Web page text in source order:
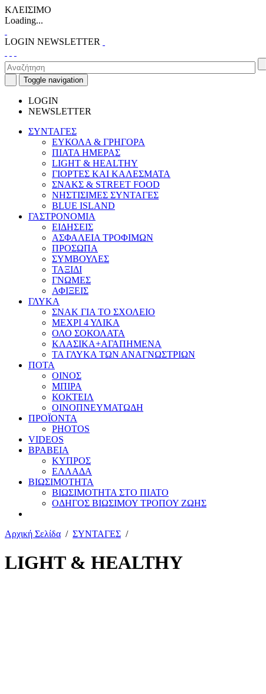
ΚΛΕΙΣΙΜΟ
Loading...
LOGIN NEWSLETTER
Toggle navigation
LOGIN
NEWSLETTER
ΣΥΝΤΑΓΕΣ
ΕΥΚΟΛΑ & ΓΡΗΓΟΡΑ
ΠΙΑΤΑ ΗΜΕΡΑΣ
LIGHT & HEALTHY
ΓΙΟΡΤΕΣ ΚΑΙ ΚΑΛΕΣΜΑΤΑ
ΣΝΑΚΣ & STREET FOOD
ΝΗΣΤΙΣΙΜΕΣ ΣΥΝΤΑΓΕΣ
BLUE ISLAND
ΓΑΣΤΡΟΝΟΜΙΑ
ΕΙΔΗΣΕΙΣ
ΑΣΦΑΛΕΙΑ ΤΡΟΦΙΜΩΝ
ΠΡΟΣΩΠΑ
ΣΥΜΒΟΥΛΕΣ
ΤΑΞΙΔΙ
ΓΝΩΜΕΣ
ΑΦΙΞΕΙΣ
ΓΛΥΚΑ
ΣΝΑΚ ΓΙΑ ΤΟ ΣΧΟΛΕΙΟ
ΜΕΧΡΙ 4 ΥΛΙΚΑ
ΟΛΟ ΣΟΚΟΛΑΤΑ
ΚΛΑΣΙΚΑ+ΑΓΑΠΗΜΕΝΑ
ΤΑ ΓΛΥΚΑ ΤΩΝ ΑΝΑΓΝΩΣΤΡΙΩΝ
ΠΟΤΑ
ΟΙΝΟΣ
ΜΠΙΡΑ
ΚΟΚΤΕΙΛ
ΟΙΝΟΠΝΕΥΜΑΤΩΔΗ
ΠΡΟΪΟΝΤΑ
PHOTOS
VIDEOS
ΒΡΑΒΕΙΑ
ΚΥΠΡΟΣ
ΕΛΛΑΔΑ
ΒΙΩΣΙΜΟΤΗΤΑ
ΒΙΩΣΙΜΟΤΗΤΑ ΣΤΟ ΠΙΑΤΟ
ΟΔΗΓΟΣ ΒΙΩΣΙΜΟΥ ΤΡΟΠΟΥ ΖΩΗΣ
Αρχική Σελίδα / ΣΥΝΤΑΓΕΣ /
LIGHT & HEALTHY